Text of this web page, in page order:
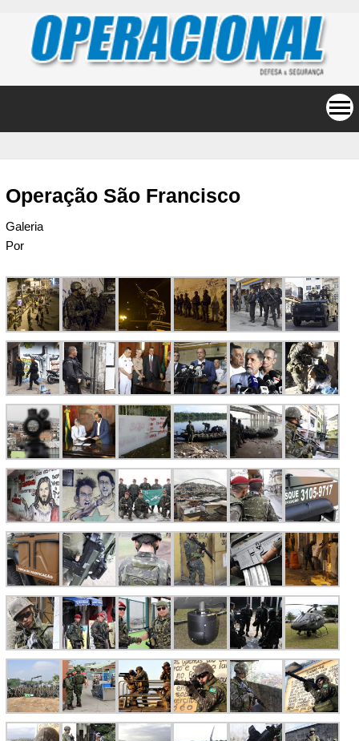
Operação São Francisco
Galeria
Por